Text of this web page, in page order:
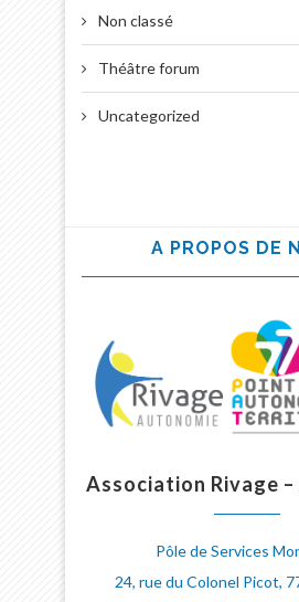
Non classé
Théâtre forum
Uncategorized
A PROPOS DE
Association Rivage
Pôle de Services
24, rue du Colonel Picot,